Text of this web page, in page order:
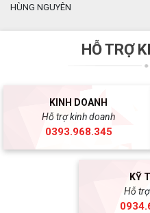
HÙNG NGUYÊN
HỖ TRỢ
KINH DOANH
Hỗ trợ kinh doanh
0393.968.345
KỸ
Hỗ